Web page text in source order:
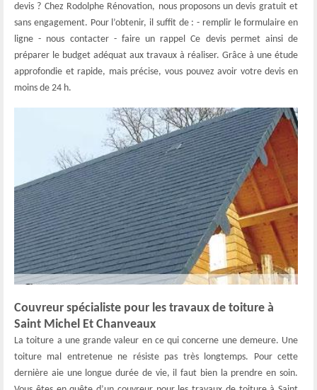
devis ? Chez Rodolphe Rénovation, nous proposons un devis gratuit et
sans engagement. Pour l’obtenir, il suffit de : - remplir le formulaire en
ligne - nous contacter - faire un rappel Ce devis permet ainsi de
préparer le budget adéquat aux travaux à réaliser. Grâce à une étude
approfondie et rapide, mais précise, vous pouvez avoir votre devis en
moins de 24 h.
Couvreur spécialiste pour les travaux de toiture à
Saint Michel Et Chanveaux
La toiture a une grande valeur en ce qui concerne une demeure. Une
toiture mal entretenue ne résiste pas très longtemps. Pour cette
dernière aie une longue durée de vie, il faut bien la prendre en soin.